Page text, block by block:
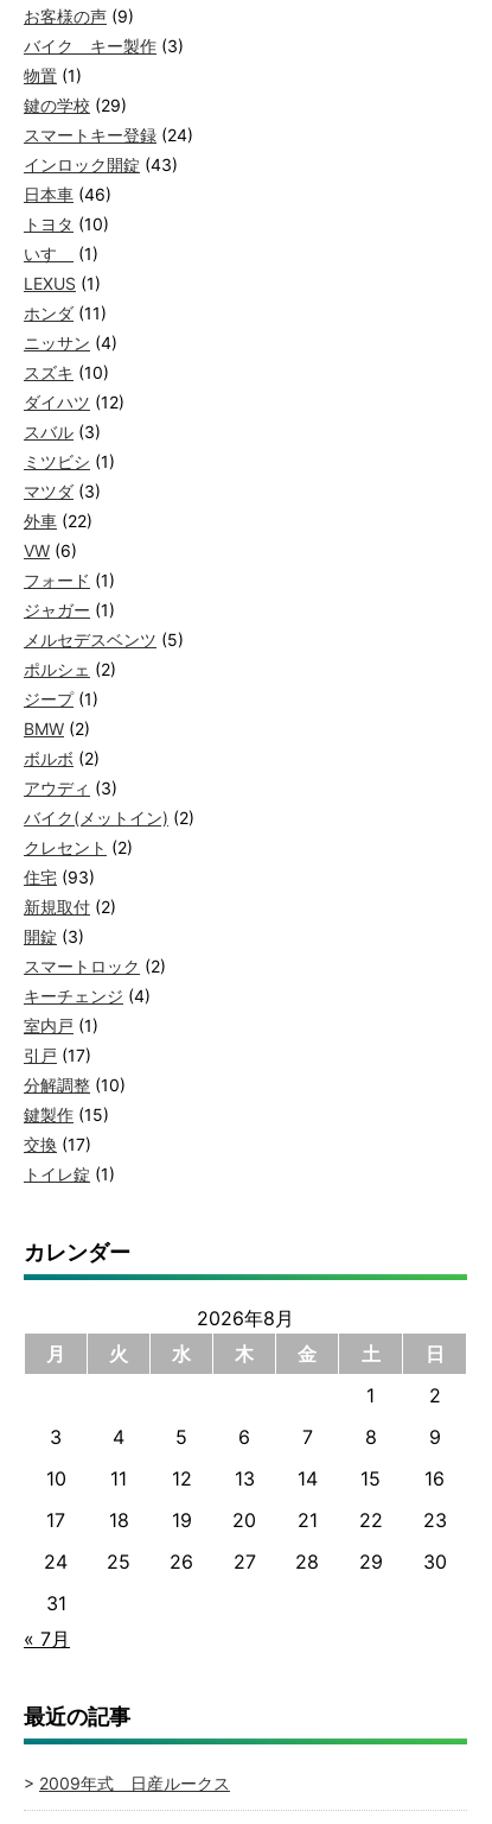
お客様の声 (9)
バイク キー製作 (3)
物置 (1)
鍵の学校 (29)
スマートキー登録 (24)
インロック開錠 (43)
日本車 (46)
トヨタ (10)
いすゞ
(1)
LEXUS (1)
ホンダ (11)
ニッサン (4)
スズキ (10)
ダイハツ (12)
スバル (3)
ミツビシ (1)
マツダ (3)
外車 (22)
VW (6)
フォード (1)
ジャガー (1)
メルセデスベンツ (5)
ポルシェ (2)
ジープ(1)
BMW (2)
ボルボ (2)
アウディ (3)
バイク(メットイン) (2)
クレセント (2)
住宅 (93)
新規取付 (2)
開錠 (3)
スマートロック (2)
キーチェンジ (4)
室内戸 (1)
引戸 (17)
分解調整 (10)
鍵製作 (15)
交換 (17)
トイレ錠 (1)
カレンダー
2026年8月
月
火 水 木 金 土
日
1
2
3
4 5 6 7 8
9
10
11 12 13 14 15
16
17
18 19 20 21 22
23
24
25 26 27 28 29
30
31
« 7月
最近の記事
2009年式 日産ルークス